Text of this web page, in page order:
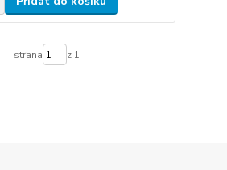
strana z 1